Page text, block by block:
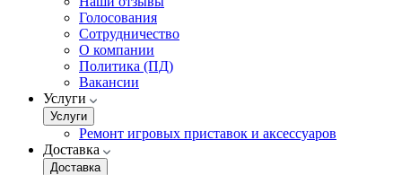
Голосования
Сотрудничество
О компании
Политика (ПД)
Вакансии
Услуги
Услуги
Ремонт игровых приставок и аксессуаров
Доставка
Доставка